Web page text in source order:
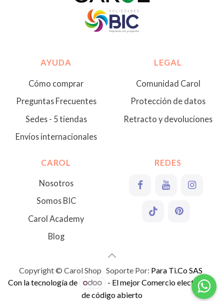
AYUDA
Cómo comprar
Preguntas Frecuentes
Sedes - 5 tiendas
Envíos internacionales
LEGAL
Comunidad Carol
Protección de datos
Retracto y devoluciones
CAROL
Nosotros
Somos BIC
Carol Academy
Blog
REDES
Copyright © Carol Shop Soporte Por: Para Ti.Co SAS
Con la tecnología de
- El mejorComercio electrónico
de código abierto